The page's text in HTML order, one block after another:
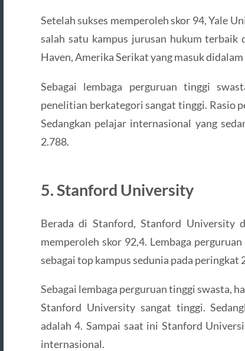
Setelah sukses memperoleh skor 94, Yale
salah satu kampus jurusan hukum
Haven, Amerika Serikat yang masuk
Sebagai lembaga perguruan tinggi
penelitian berkategori sangat tinggi. Rasio
Sedangkan pelajar internasional yang
2.788.
5. Stanford University
Berada di Stanford, Stanford University
memperoleh skor 92,4. Lembaga
sebagai top kampus sedunia pada peringkat
Sebagai lembaga perguruan tinggi swasta,
Stanford University sangat tinggi.
adalah 4. Sampai saat ini Stanford
internasional.